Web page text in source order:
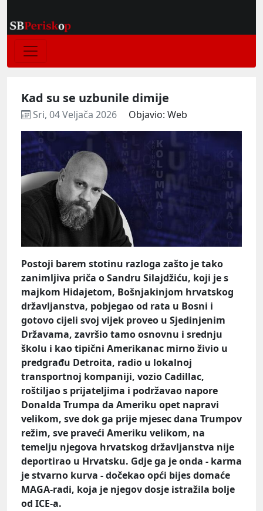
Kad su se uzbunile dimije
Sri, 04 Veljača 2026 Objavio: Web
Postoji barem stotinu razloga zašto je tako
zanimljiva priča o Sandru Silajdžiću, koji je s
majkom Hidajetom, Bošnjakinjom hrvatskog
državljanstva, pobjegao od rata u Bosni i
gotovo cijeli svoj vijek proveo u Sjedinjenim
Državama, završio tamo osnovnu i srednju
školu i kao tipični Amerikanac mirno živio u
predgrađu Detroita, radio u lokalnoj
transportnoj kompaniji, vozio Cadillac,
roštiljao s prijateljima i podržavao napore
Donalda Trumpa da Ameriku opet napravi
velikom, sve dok ga prije mjesec dana Trumpov
režim, sve praveći Ameriku velikom, na
temelju njegova hrvatskog državljanstva nije
deportirao u Hrvatsku. Gdje ga je onda - karma
je stvarno kurva - dočekao opći bijes domaće
MAGA-radi, koja je njegov dosje istražila bolje
od ICE-a.